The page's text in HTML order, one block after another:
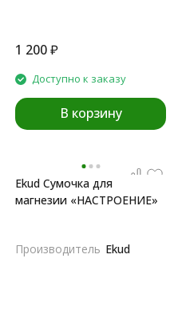
1 200₽
Доступно к заказу
В корзину
Ekud Сумочка для
магнезии «НАСТРОЕНИЕ»
Производитель Ekud